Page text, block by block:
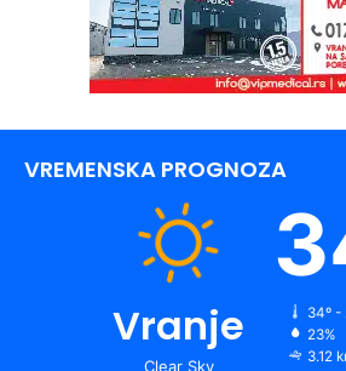
VREMENSKA PROGNOZA
Vranje
Clear Sky
34º -
23%
3.12